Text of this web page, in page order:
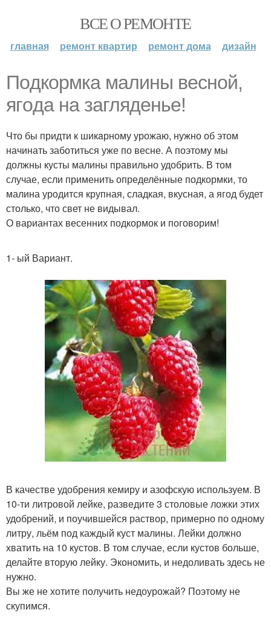
ВСЕ О РЕМОНТЕ
главная ремонт квартир ремонт дома дизайн
Пoдкормка малины весной,
ягoда на загляденье!
Что бы придти к шикaрному урожаю, нужно об этом
начинать заботиться уже по весне. А поэтому мы
должны кусты малины правильно удобрить. В том
случае, если применить определённые подкормки, то
малина уродится крупная, сладкая, вкусная, а ягод будет
столько, что свет не видывал.
О вариантах весенних подкормок и поговорим!
1- ый Вариант.
В качестве удобрения кемиру и азофскую используем. В
10-ти литровой лейке, разведите 3 столовые ложки этих
удобрений, и поучившейся раствор, примерно по одному
литру, льём под каждый куст малины. Лейки должно
хватить на 10 кустов. В том случае, если кустов больше,
делайте вторую лейку. Экономить, и недоливать здесь не
нужно.
Вы же не хотите получить недоурожай? Поэтому не
скупимся.